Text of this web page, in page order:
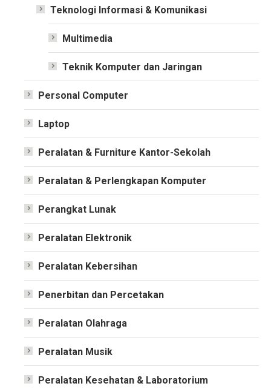
Teknologi Informasi & Komunikasi
Multimedia
Teknik Komputer dan Jaringan
Personal Computer
Laptop
Peralatan & Furniture Kantor-Sekolah
Peralatan & Perlengkapan Komputer
Perangkat Lunak
Peralatan Elektronik
Peralatan Kebersihan
Penerbitan dan Percetakan
Peralatan Olahraga
Peralatan Musik
Peralatan Kesehatan & Laboratorium